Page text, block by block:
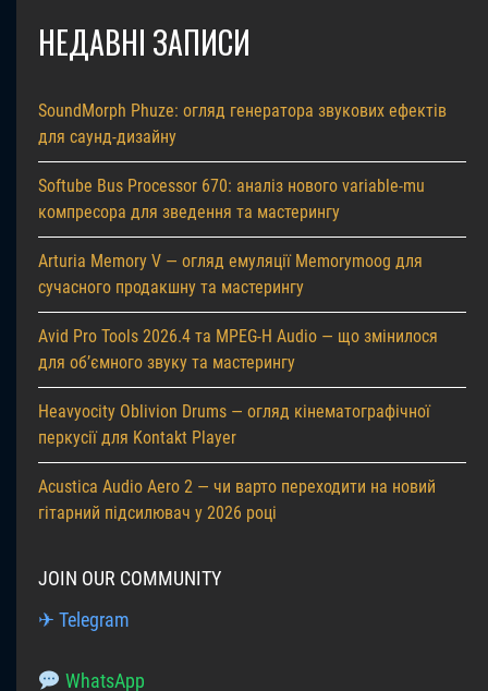
НЕДАВНІ ЗАПИСИ
SoundMorph Phuze: огляд генератора звукових ефектів
для саунд-дизайну
Softube Bus Processor 670: аналіз нового variable-mu
компресора для зведення та мастерингу
Arturia Memory V — огляд емуляції Memorymoog для
сучасного продакшну та мастерингу
Avid Pro Tools 2026.4 та MPEG-H Audio — що змінилося
для об’ємного звуку та мастерингу
Heavyocity Oblivion Drums — огляд кінематографічної
перкусії для Kontakt Player
Acustica Audio Aero 2 — чи варто переходити на новий
гітарний підсилювач у 2026 році
JOIN OUR COMMUNITY
✈ Telegram
WhatsApp